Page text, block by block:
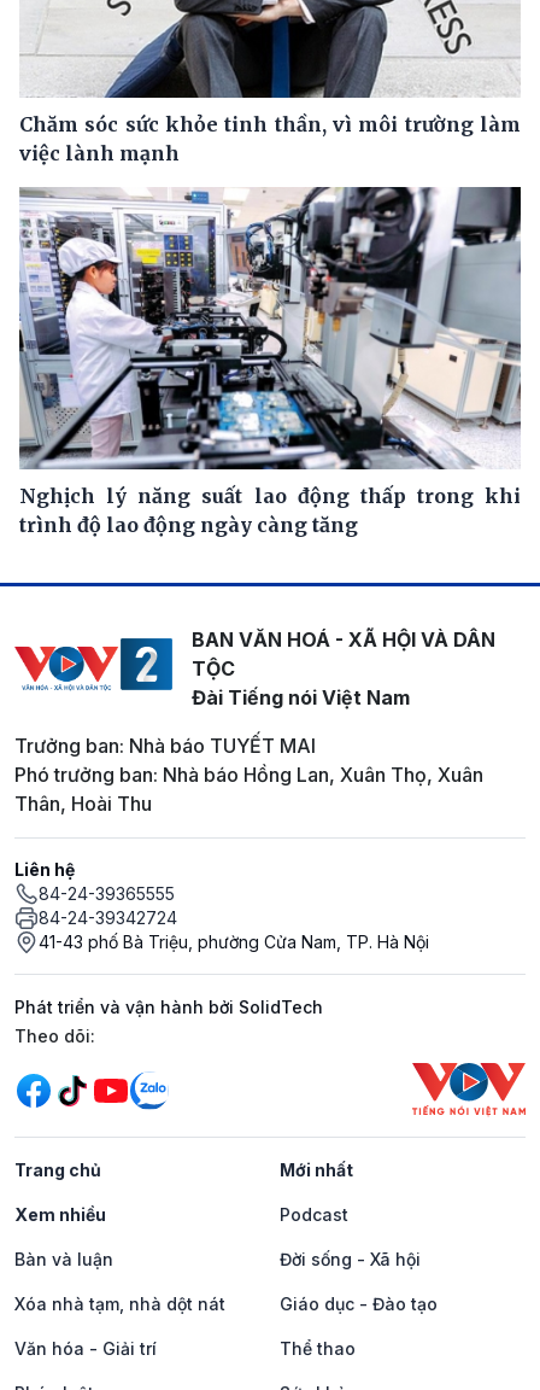
Chăm sóc sức khỏe tinh thần, vì môi trường làm
việc lành mạnh
Nghịch lý năng suất lao động thấp trong khi
trình độ lao động ngày càng tăng
BAN VĂN HOÁ - XÃ HỘI VÀ DÂN
TỘC
Đài Tiếng nói Việt Nam
Trưởng ban: Nhà báo TUYẾT MAI
Phó trưởng ban: Nhà báo Hồng Lan, Xuân Thọ, Xuân
Thân, Hoài Thu
Liên hệ
84-24-39365555
84-24-39342724
41-43 phố Bà Triệu, phường Cửa Nam, TP. Hà Nội
Phát triển và vận hành bởi SolidTech
Mạng xã hội
Theo dõi:
Trang chủ Mới nhất
Xem nhiều Podcast
Bàn và luận Đời sống - Xã hội
Xóa nhà tạm, nhà dột nát Giáo dục - Đào tạo
Văn hóa - Giải trí Thể thao